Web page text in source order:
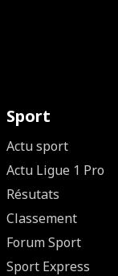
Sport
Actu sport
Actu Ligue 1 Pro
Résutats
Classement
Forum Sport
Sport Express